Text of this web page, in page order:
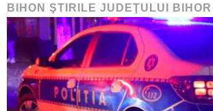
BIHON ŞTIRILE JUDEŢULUI BIHOR